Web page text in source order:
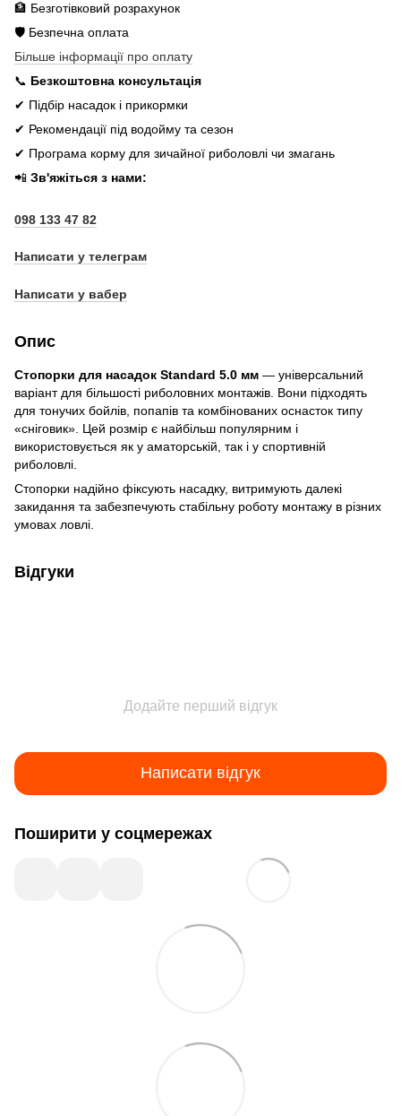
🏦 Безготівковий розрахунок
🛡️ Безпечна оплата
Більше інформації про оплату
📞 Безкоштовна консультація
✔ Підбір насадок і прикормки
✔ Рекомендації під водойму та сезон
✔ Програма корму для зичайної риболовлі чи змагань
📲 Зв'яжіться з нами:
098 133 47 82
Написати у телеграм
Написати у вабер
Опис
Стопорки для насадок Standard 5.0 мм — універсальний
варіант для більшості риболовних монтажів. Вони підходять
для тонучих бойлів, попапів та комбінованих оснасток типу
«сніговик». Цей розмір є найбільш популярним і
використовується як у аматорській, так і у спортивній
риболовлі.
Стопорки надійно фіксують насадку, витримують далекі
закидання та забезпечують стабільну роботу монтажу в різних
умовах ловлі.
Відгуки
Додайте перший відгук
Написати відгук
Поширити у соцмережах